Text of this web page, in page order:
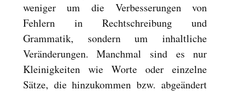
weniger um die Verbesserungen von
Fehlern in Rechtschreibung und
Grammatik, sondern um inhaltliche
Veränderungen. Manchmal sind es nur
Kleinigkeiten wie Worte oder einzelne
Sätze, die hinzukommen bzw. abgeändert